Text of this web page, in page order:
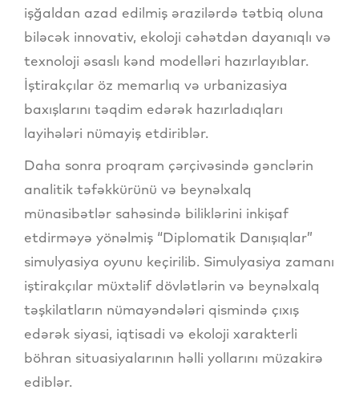
işğaldan azad edilmiş ərazilərdə tətbiq oluna
biləcək innovativ, ekoloji cəhətdən dayanıqlı və
texnoloji əsaslı kənd modelləri hazırlayıblar.
İştirakçılar öz memarlıq və urbanizasiya
baxışlarını təqdim edərək hazırladıqları
layihələri nümayiş etdiriblər.
Daha sonra proqram çərçivəsində gənclərin
analitik təfəkkürünü və beynəlxalq
münasibətlər sahəsində biliklərini inkişaf
etdirməyə yönəlmiş “Diplomatik Danışıqlar”
simulyasiya oyunu keçirilib. Simulyasiya zamanı
iştirakçılar müxtəlif dövlətlərin və beynəlxalq
təşkilatların nümayəndələri qismində çıxış
edərək siyasi, iqtisadi və ekoloji xarakterli
böhran situasiyalarının həlli yollarını müzakirə
ediblər.